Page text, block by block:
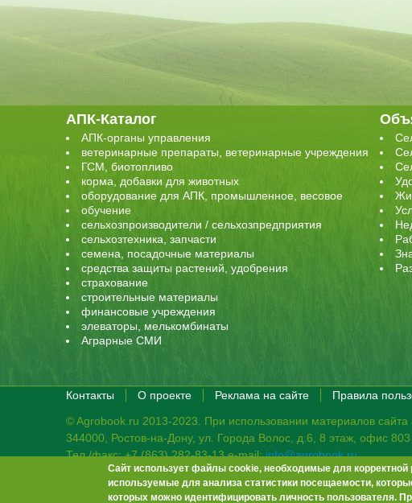
АПК-Каталог
АПК-органы управления
ветеринарные препараты, ветеринарные учреждения
ГСМ, биотопливо
корма, добавки для животных
оборудование для АПК, промышленное, весовое
обучение
сельхозпроизводители / сельхозпредприятия
сельхозтехника, запчасти
семена, посадочные материалы
средства защиты растений, удобрения
страхование
строительные материалы
финансовые учреждения
элеваторы, мелькомбинаты
Аграрные СМИ
Контакты О проекте Реклама на сайте Правила
© Agrobook.ru 2013-2023. При использовании материалов сайта
344000, Ростов-на-Дону, ул. Города Волос, д.6, 8 этаж, офис 803
Тел./факс: +7 (863) 282-83-13 e-mail:info@agrobook.ru
Возрастная категория сайта: 16+. Объявления на сайте не
Гала Алиевна Каймакчи – редактор, тел.: (863) 282-83-13
Сайт использует файлы cookie, необходимые для
используемые для анализа статистики посещаемости,
которых можно идентифицировать личность пользователя.